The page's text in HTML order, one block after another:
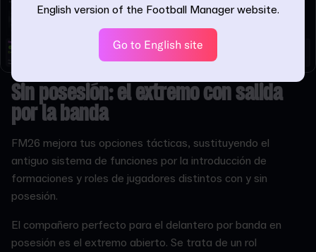
Sin posesión: el extremo con salida
por la banda
FM26 mejora tus opciones tácticas, sustituyendo el
antiguo sistema de funciones por la introducción de
formaciones y roles de jugadores distintos con y sin
posesión.
El compañero perfecto para el delantero por banda en
posesión es el extremo abierto. Se trata de un rol
English version of the Football Manager website.
Go to English site